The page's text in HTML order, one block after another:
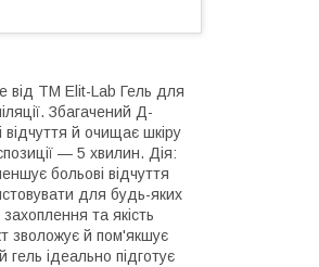
від ТМ Elit-Lab Гель для
Збагачений Д-
й очищає шкіру
— 5 хвилин. Дія:
больові відчуття
для будь-яких
та якість
зволожує й пом'якшує
ідеально підготує